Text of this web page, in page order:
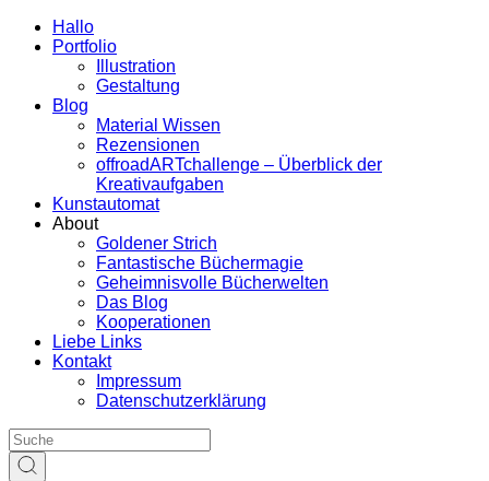
Hallo
Portfolio
Illustration
Gestaltung
Blog
Material Wissen
Rezensionen
offroadARTchallenge – Überblick der
Kreativaufgaben
Kunstautomat
About
Goldener Strich
Fantastische Büchermagie
Geheimnisvolle Bücherwelten
Das Blog
Kooperationen
Liebe Links
Kontakt
Impressum
Datenschutzerklärung